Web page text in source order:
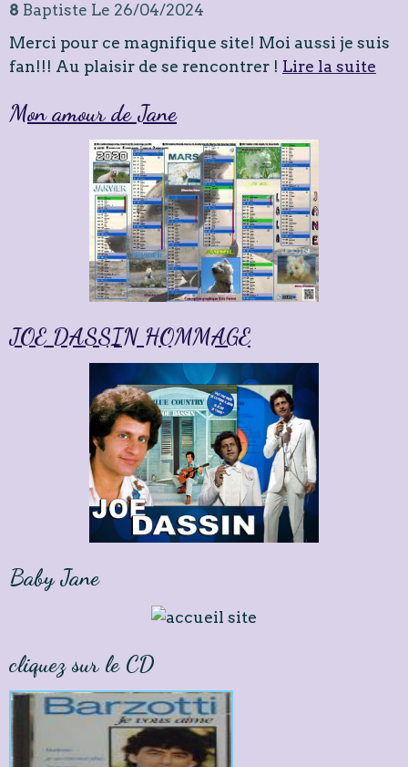
8 Baptiste Le 26/04/2024
Merci pour ce magnifique site! Moi aussi je suis
fan!!! Au plaisir de se rencontrer ! Lire la suite
Mon amour de Jane
JOE DASSIN HOMMAGE
Baby Jane
cliquez sur le CD